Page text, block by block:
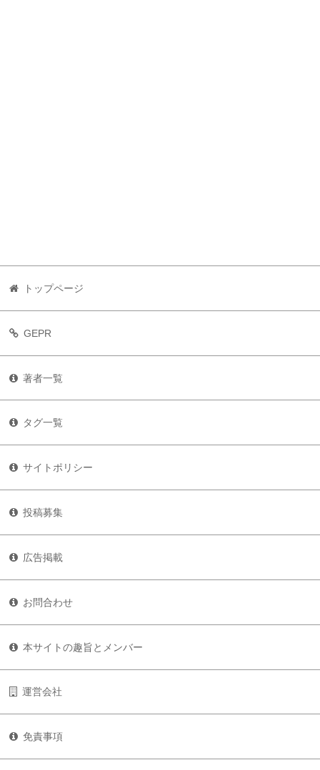
トップページ
GEPR
著者一覧
タグ一覧
サイトポリシー
投稿募集
広告掲載
お問合わせ
本サイトの趣旨とメンバー
運営会社
免責事項